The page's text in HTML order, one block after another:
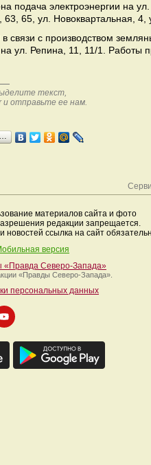
подача электроэнергии на
63, 65, ул. Новоквартальная,
в связи с производством
ул. Репина, 11, 11/1. Работы
текст,
и отправьте ее нам.
материалов сайта и фото
редакции запрещается.
новостей ссылка на сайт
версия
«Правда Северо-Запада»
«Правды Северо-Запада».
персональных данных